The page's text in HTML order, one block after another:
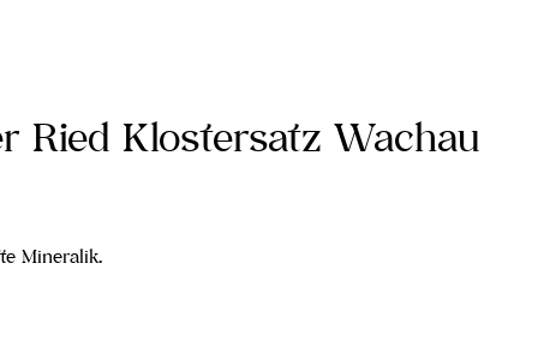
Ried Klostersatz Wachau
Mineralik.